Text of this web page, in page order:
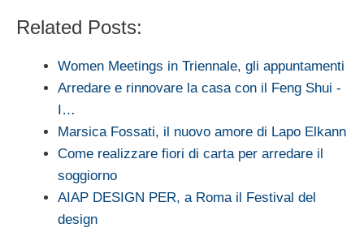
Related Posts:
Women Meetings in Triennale, gli appuntamenti
Arredare e rinnovare la casa con il Feng Shui -
I…
Marsica Fossati, il nuovo amore di Lapo Elkann
Come realizzare fiori di carta per arredare il
soggiorno
AIAP DESIGN PER, a Roma il Festival del
design